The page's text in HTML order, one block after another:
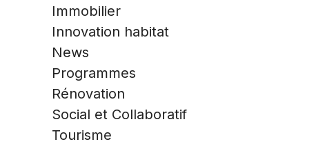
Immobilier
Innovation habitat
News
Programmes
Rénovation
Social et Collaboratif
Tourisme